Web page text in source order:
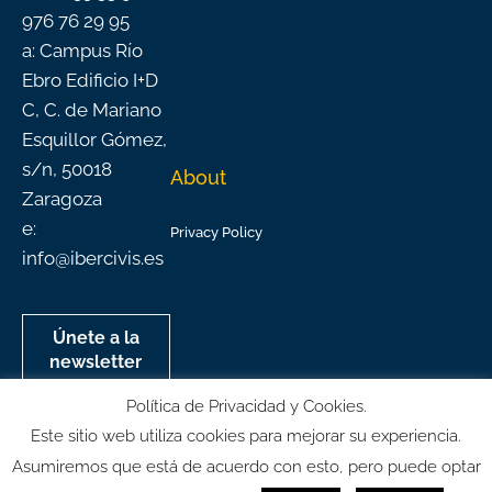
976 76 29 95
a: Campus Río
Ebro Edificio I+D
C, C. de Mariano
Esquillor Gómez,
s/n, 50018
Zaragoza
e:
info@ibercivis.es
Únete a la
newsletter
mensual de
Ibercivis
About
Privacy Policy
Política de Privacidad y Cookies.
Este sitio web utiliza cookies para mejorar su experiencia.
Asumiremos que está de acuerdo con esto, pero puede optar